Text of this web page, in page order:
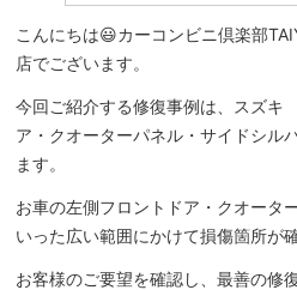
こんにちは😃カーコンビニ倶楽部
店でございます。
今回ご紹介する修復事例は、スズ
ア・クオーターパネル・サイドシル
ます。
お車の左側フロントドア・クオータ
いった広い範囲にかけて損傷箇所が
お客様のご要望を確認し、最善の